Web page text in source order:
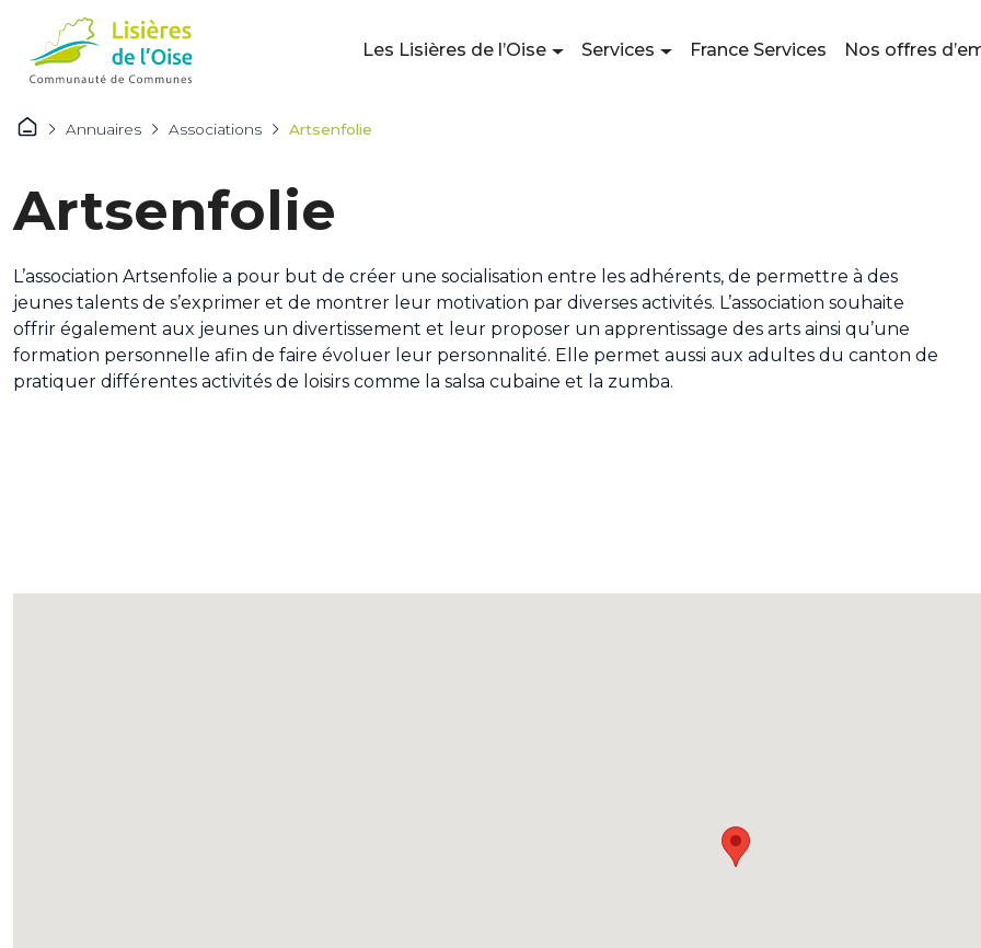
Les Lisières de l’Oise Services France Services Nos offres
Annuaires Associations Artsenfolie
Artsenfolie
L’association Artsenfolie a pour but de créer une socialisation entre les adhérents, de permettre à des
jeunes talents de s’exprimer et de montrer leur motivation par diverses activités. L’association souhaite
offrir également aux jeunes un divertissement et leur proposer un apprentissage des arts ainsi qu’une
formation personnelle afin de faire évoluer leur personnalité. Elle permet aussi aux adultes du canton de
pratiquer différentes activités de loisirs comme la salsa cubaine et la zumba.